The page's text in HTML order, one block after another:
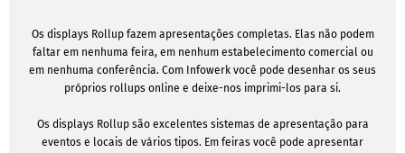
Os displays Rollup fazem apresentações completas. Elas não podem
faltar em nenhuma feira, em nenhum estabelecimento comercial ou
em nenhuma conferência. Com Infowerk você pode desenhar os seus
próprios rollups online e deixe-nos imprimi-los para si.
Os displays Rollup são excelentes sistemas de apresentação para
eventos e locais de vários tipos. Em feiras você pode apresentar